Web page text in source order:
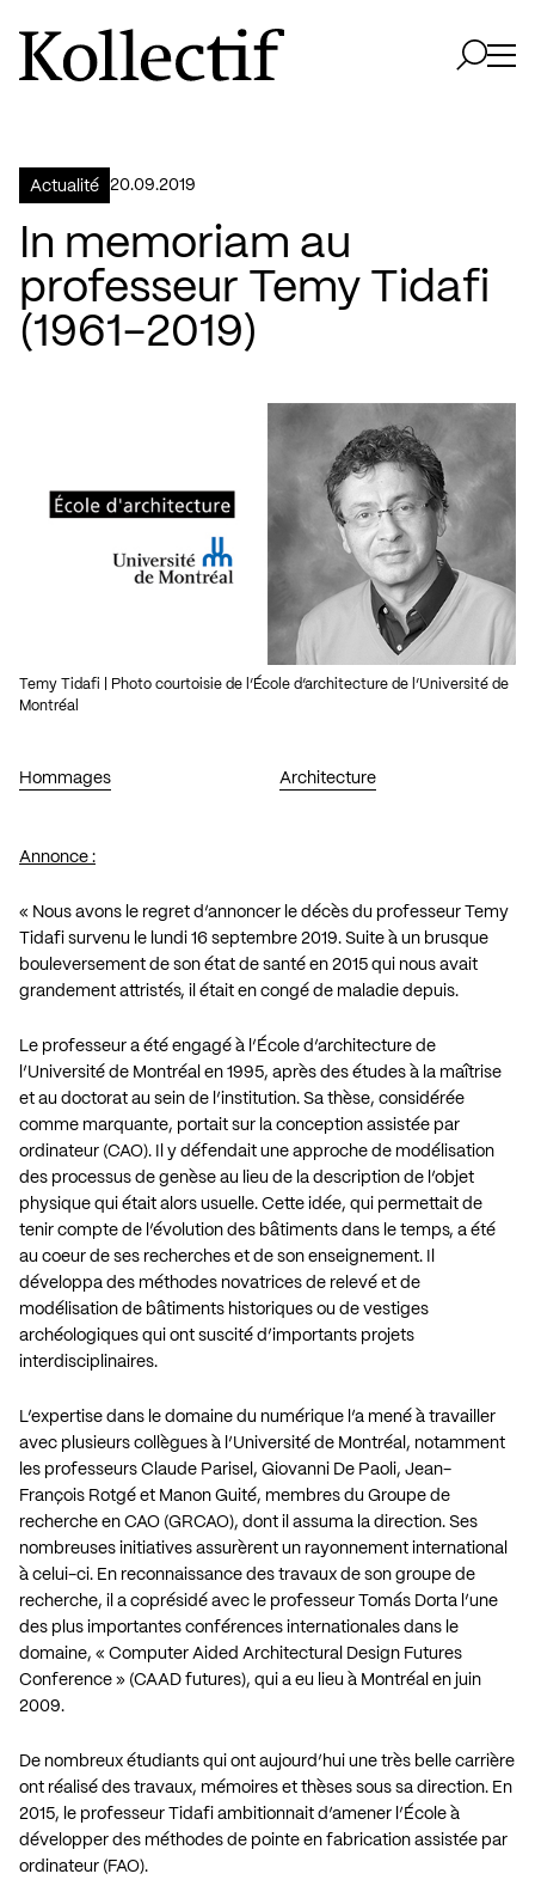
Aller à la page d'accueil
Logo Kollectif
Actualité 20.09.2019
In memoriam au
professeur Temy Tidafi
(1961-2019)
Hommages Architecture
Temy Tidafi | Photo courtoisie de l’École d’architecture de l’Université de
Montréal
Annonce :
« Nous avons le regret d’annoncer le décès du professeur Temy
Tidafi survenu le lundi 16 septembre 2019. Suite à un brusque
bouleversement de son état de santé en 2015 qui nous avait
grandement attristés, il était en congé de maladie depuis.
Le professeur a été engagé à l’École d’architecture de
l’Université de Montréal en 1995, après des études à la maîtrise
et au doctorat au sein de l’institution. Sa thèse, considérée
comme marquante, portait sur la conception assistée par
ordinateur (CAO). Il y défendait une approche de modélisation
des processus de genèse au lieu de la description de l’objet
physique qui était alors usuelle. Cette idée, qui permettait de
tenir compte de l’évolution des bâtiments dans le temps, a été
au coeur de ses recherches et de son enseignement. Il
développa des méthodes novatrices de relevé et de
modélisation de bâtiments historiques ou de vestiges
archéologiques qui ont suscité d’importants projets
interdisciplinaires.
L’expertise dans le domaine du numérique l’a mené à travailler
avec plusieurs collègues à l’Université de Montréal, notamment
les professeurs Claude Parisel, Giovanni De Paoli, Jean-
François Rotgé et Manon Guité, membres du Groupe de
recherche en CAO (GRCAO), dont il assuma la direction. Ses
nombreuses initiatives assurèrent un rayonnement international
à celui-ci. En reconnaissance des travaux de son groupe de
recherche, il a coprésidé avec le professeur Tomás Dorta l’une
des plus importantes conférences internationales dans le
domaine, « Computer Aided Architectural Design Futures
Conference » (CAAD futures), qui a eu lieu à Montréal en juin
2009.
De nombreux étudiants qui ont aujourd’hui une très belle carrière
ont réalisé des travaux, mémoires et thèses sous sa direction. En
2015, le professeur Tidafi ambitionnait d’amener l’École à
développer des méthodes de pointe en fabrication assistée par
ordinateur (FAO).